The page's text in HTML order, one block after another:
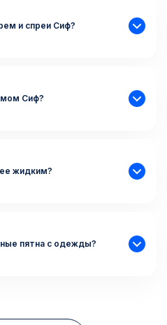
и спреи Сиф?
Сиф?
жидким?
пятна с одежды?